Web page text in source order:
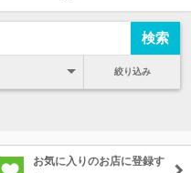
絞り込み
お気に入りのお店に登録す